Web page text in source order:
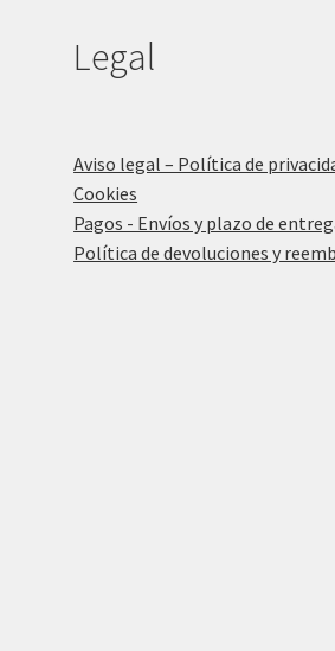
Legal
Aviso legal – Política de
Cookies
Pagos - Envíos y plazo de
Política de devoluciones y